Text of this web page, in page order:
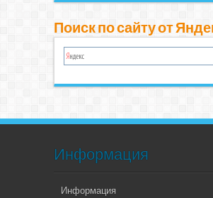
Поиск по сайту от
Информация
Информация